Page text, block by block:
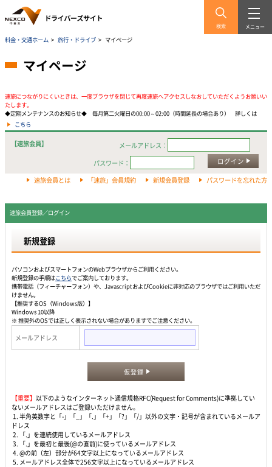
検索 メニュー
料金・交通ホーム > 旅行・ドライブ > マイページ
マイページ
速旅につながりにくいときは、一度ブラウザを閉じて再度速旅へアクセスしなおしていただくようお願いい
たします。
◆定期メンテナンスのお知らせ◆ 毎月第二火曜日の00:00～02:00（時間延長の場合あり） 詳しくは
こちら
【速旅会員】
メールアドレス：
パスワード：
ログイン
速旅会員とは 「速旅」会員規約 新規会員登録 パスワードを忘れた方
速旅会員登録／ログイン
新規登録
パソコンおよびスマートフォンのWebプラウザからご利用ください。
新規登録の手順はこちらでご案内しております。
携帯電話（フィーチャーフォン）や、JavascriptおよびCookieに非対応のブラウザではご利用いただ
けません。
【推奨するOS（Windows版）】
Windows 10以降
※ 推奨外のOSでは正しく表示されない場合がありますでご注意ください。
メールアドレス
仮登録
【重要】 以下のようなインターネット通信規格RFC(Request for Comments)に準拠してい
ないメールアドレスはご登録いただけません。
1. 半角英数字と「-」「_」「.」「+」「?」「/」以外の文字・記号が含まれているメールア
ドレス
2. 「.」を連続使用しているメールアドレス
3. 「.」を最初と最後(@の直前)に使っているメールアドレス
4. @の前（左）部分が64文字以上になっているメールアドレス
5. メールアドレス全体で256文字以上になっているメールアドレス